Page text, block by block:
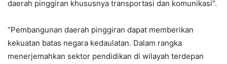
daerah pinggiran khususnya transportasi dan komunikasi”.
“Pembangunan daerah pinggiran dapat memberikan
kekuatan batas negara kedaulatan. Dalam rangka
menerjemahkan sektor pendidikan di wilayah terdepan